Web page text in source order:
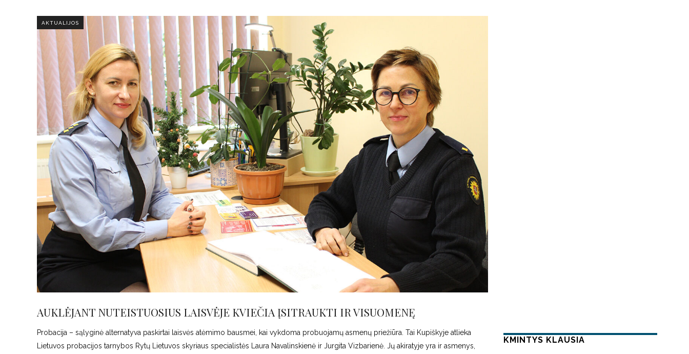
AKTUALIJOS
AUKLĖJANT NUTEISTUOSIUS LAISVĖJE KVIEČIA ĮSITRAUKTI IR VISUOMENĘ
Probacija – sąlyginė alternatyva paskirtai laisvės atėmimo bausmei, kai vykdoma probuojamų asmenų priežiūra. Tai Kupiškyje atlieka
Lietuvos probacijos tarnybos Rytų Lietuvos skyriaus specialistės Laura Navalinskienė ir Jurgita Vizbarienė. Jų akiratyje yra ir asmenys,
KMINTYS KLAUSIA